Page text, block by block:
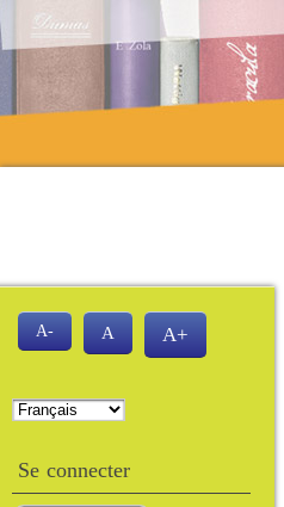
للمكتبة لكلية
A- A A+
Se connecter